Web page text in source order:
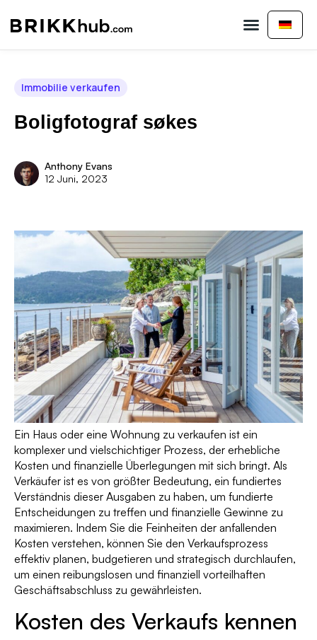
Immobilie verkaufen
Boligfotograf søkes
Anthony Evans
12 Juni, 2023
Ein Haus oder eine Wohnung zu verkaufen ist ein
komplexer und vielschichtiger Prozess, der erhebliche
Kosten und finanzielle Überlegungen mit sich bringt. Als
Verkäufer ist es von größter Bedeutung, ein fundiertes
Verständnis dieser Ausgaben zu haben, um fundierte
Entscheidungen zu treffen und finanzielle Gewinne zu
maximieren. Indem Sie die Feinheiten der anfallenden
Kosten verstehen, können Sie den Verkaufsprozess
effektiv planen, budgetieren und strategisch durchlaufen,
um einen reibungslosen und finanziell vorteilhaften
Geschäftsabschluss zu gewährleisten.
Kosten des Verkaufs kennen